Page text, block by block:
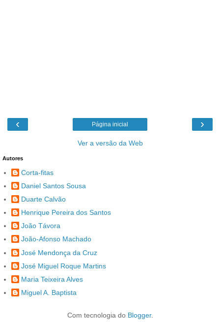
‹ ›
Página inicial
Ver a versão da Web
Autores
Corta-fitas
Daniel Santos Sousa
Duarte Calvão
Henrique Pereira dos Santos
João Távora
João-Afonso Machado
José Mendonça da Cruz
José Miguel Roque Martins
Maria Teixeira Alves
Miguel A. Baptista
Com tecnologia do Blogger.